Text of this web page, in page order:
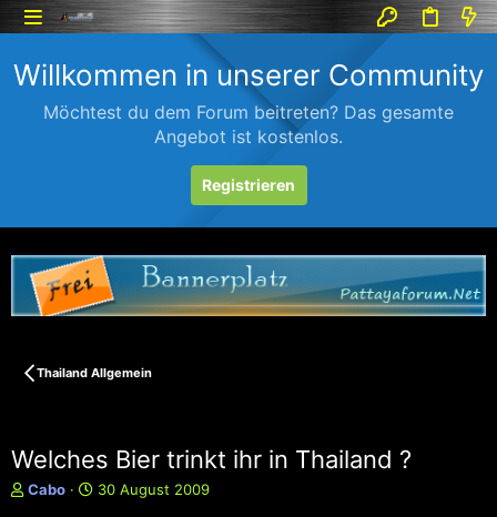
Willkommen in unserer Community
Möchtest du dem Forum beitreten? Das gesamte
Angebot ist kostenlos.
Registrieren
Thailand Allgemein
Welches Bier trinkt ihr in Thailand ?
E
Cabo
E
30 August 2009